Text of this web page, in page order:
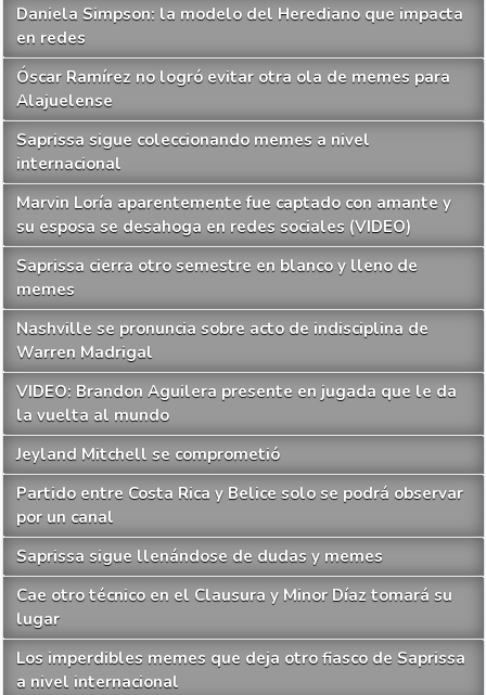
Daniela Simpson: la modelo del Herediano que impacta
en redes
Óscar Ramírez no logró evitar otra ola de memes para
Alajuelense
Saprissa sigue coleccionando memes a nivel
internacional
Marvin Loría aparentemente fue captado con amante y
su esposa se desahoga en redes sociales (VIDEO)
Saprissa cierra otro semestre en blanco y lleno de
memes
Nashville se pronuncia sobre acto de indisciplina de
Warren Madrigal
VIDEO: Brandon Aguilera presente en jugada que le da
la vuelta al mundo
Jeyland Mitchell se comprometió
Partido entre Costa Rica y Belice solo se podrá observar
por un canal
Saprissa sigue llenándose de dudas y memes
Cae otro técnico en el Clausura y Minor Díaz tomará su
lugar
Los imperdibles memes que deja otro fiasco de Saprissa
a nivel internacional